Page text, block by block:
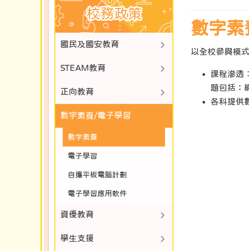
數字素
以全校參與模
課程滲透
題包括：
各科提供
校務政策
國民及國安教育
STEAM教育
正向教育
數字素養/電子學習
數字素養
電子學習
自攜平板電腦計劃
電子學習應用軟件
資優教育
學生支援